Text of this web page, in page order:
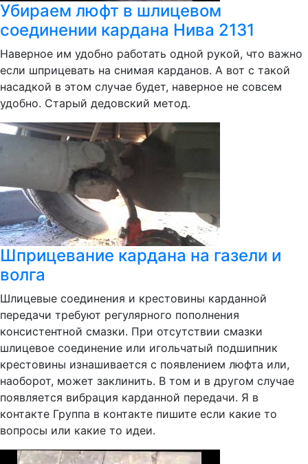
Убираем люфт в шлицевом
соединении кардана Нива 2131
Наверное им удобно работать одной рукой, что важно
если шприцевать на снимая карданов. А вот с такой
насадкой в этом случае будет, наверное не совсем
удобно. Старый дедовский метод.
Шприцевание кардана на газели и
волга
Шлицевые соединения и крестовины карданной
передачи требуют регулярного пополнения
консистентной смазки. При отсутствии смазки
шлицевое соединение или игольчатый подшипник
крестовины изнашивается с появлением люфта или,
наоборот, может заклинить. В том и в другом случае
появляется вибрация карданной передачи. Я в
контакте Группа в контакте пишите если какие то
вопросы или какие то идеи.